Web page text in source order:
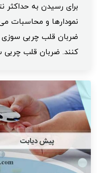
برای رسیدن به
نمودارها و محاسبات
ضربان قلب چربی
کنند. ضربان قلب